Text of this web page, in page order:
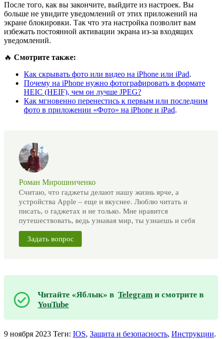
После того, как вы закончите, выйдите из настроек. Вы
больше не увидите уведомлений от этих приложений на
экране блокировки. Так что эта настройка позволит вам
избежать постоянной активации экрана из-за входящих
уведомлений.
🔥 Смотрите также:
Как скрывать фото или видео на iPhone или iPad.
Почему на iPhone нужно фотографировать в формате
HEIC (HEIF), чем он лучше JPEG?
Как мгновенно перенестись к первым или последним
фото в приложении «Фото» на iPhone и iPad.
Роман Мирошниченко
Считаю, что гаджеты делают нашу жизнь ярче, а
устройства Apple – еще и вкуснее. Люблю читать и
писать, о гаджетах и не только. Мне нравится
путешествовать, ведь узнавая мир, ты узнаешь и себя
Задать вопрос
Читайте «Яблык» в Telegram и смотрите в
YouTube
9 ноября 2023 Теги: IOS, Защита и безопасность, Инструкции.